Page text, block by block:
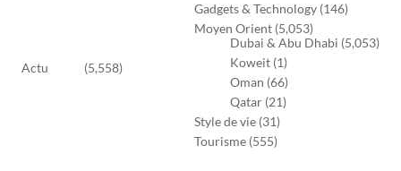
Actu (5,558)
Gadgets & Technology (146)
Moyen Orient (5,053)
Dubai & Abu Dhabi (5,053)
Koweit (1)
Oman (66)
Qatar (21)
Style de vie (31)
Tourisme (555)